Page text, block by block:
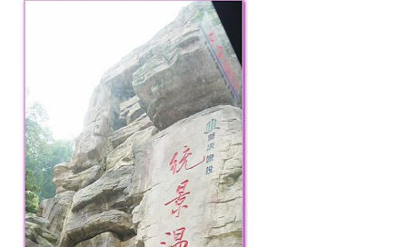
人
帶
路、
旅
遊
節